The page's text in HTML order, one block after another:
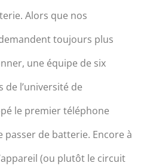
Alors que nos
toujours plus
une équipe de six
l’université de
le premier téléphone
passer de batterie. Encore à
(ou plutôt le circuit